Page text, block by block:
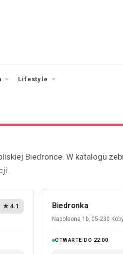
Lifestyle
Biedronce. W katalogu
★ 4.1 Biedronka
Napoleona 1b, 05-230
OTWARTE DO 22:00